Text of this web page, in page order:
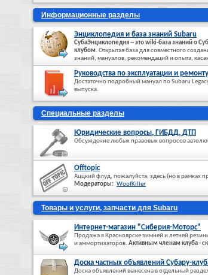
Информационные разделы
Энциклопедия и база знаний Subaru
СубаЭнциклопедия -- это wiki-база знаний о
клубом. Открытая база для совместного
знаний, мануалов, рекомендаций и опыта,
Руководства по эксплуатации и
Достаточно подробный мануал по Subaru
выпуска.
Специальные разделы
Юридические вопросы, ГИБДД, ДТП
Обсуждение любых правовых вопросов
Offtopic
Аццкий флуд, пожалуйста, здесь (но в рамках
Модераторы: WoofKiller
Товары и услуги, запчасти для Subaru
Интернет-магазин "Сиберия-Моторс"
Продажа в Красноярске зимней и летней
и аммортизаторов. Активным членам клуба -
Доска частных объявлений Субару-
Доска объявлений вынесена в отдельный